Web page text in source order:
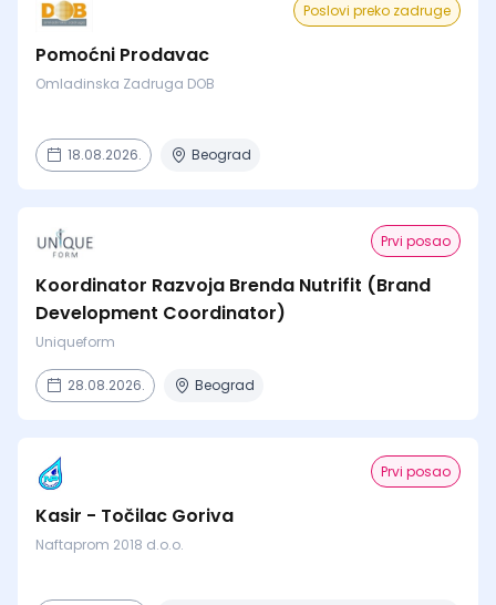
Poslovi preko zadruge
Pomoćni Prodavac
Omladinska Zadruga DOB
18.08.2026. Beograd
Prvi posao
Koordinator Razvoja Brenda Nutrifit (Brand
Development Coordinator)
Uniqueform
28.08.2026. Beograd
Prvi posao
Kasir - Točilac Goriva
Naftaprom 2018 d.o.o.